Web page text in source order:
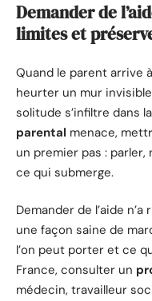
Demander de
limites et
Quand le parent arrive
heurter un mur
solitude s’infiltre dans
parental menace,
un premier pas :
ce qui submerge.
Demander de l’aide n’a
une façon saine de
l’on peut porter et ce
France, consulter un
médecin, travailleur